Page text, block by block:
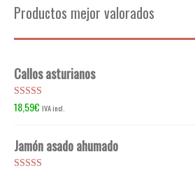
Productos mejor valorados
Callos asturianos
Valorado en
18,59€ IVA incl.
Jamón asado ahumado